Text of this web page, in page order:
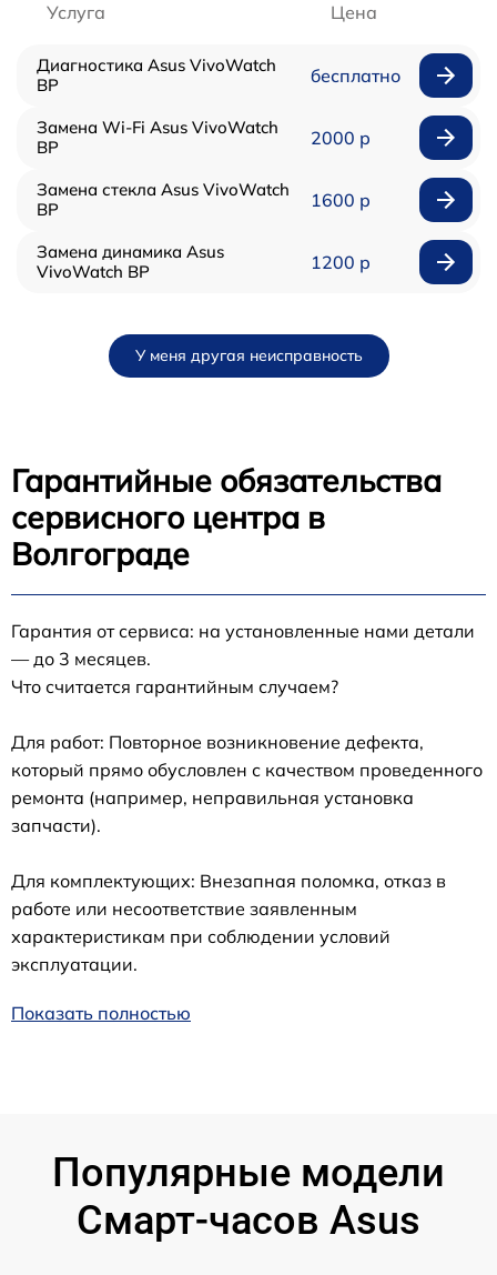
Услуга Цена
Диагностика Asus VivoWatch
BP
бесплатно
Замена Wi-Fi Asus VivoWatch
BP
2000 р
Замена стекла Asus VivoWatch
BP
1600 р
Замена динамика Asus
VivoWatch BP
1200 р
У меня другая неисправность
Гарантийные обязательства
сервисного центра в
Волгограде
Гарантия от сервиса: на установленные нами детали
— до 3 месяцев.
Что считается гарантийным случаем?
Для работ: Повторное возникновение дефекта,
который прямо обусловлен с качеством проведенного
ремонта (например, неправильная установка
запчасти).
Для комплектующих: Внезапная поломка, отказ в
работе или несоответствие заявленным
характеристикам при соблюдении условий
эксплуатации.
Показать полностью
Популярные модели
Смарт-часов Asus